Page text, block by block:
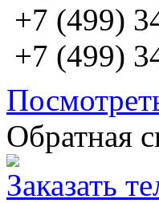
+7 (499)
+7 (499)
Обратная
Заказать